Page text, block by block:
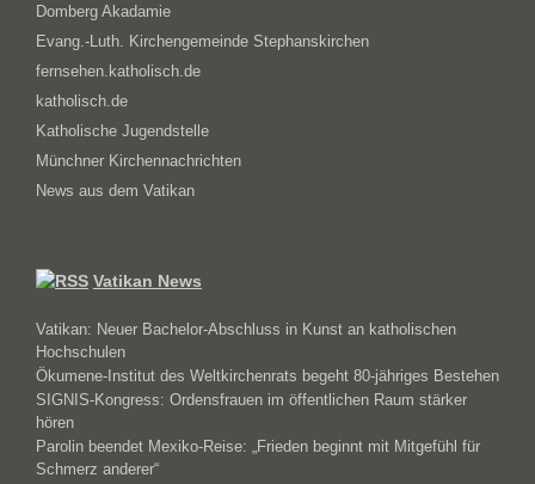
Domberg Akadamie
Evang.-Luth. Kirchengemeinde Stephanskirchen
fernsehen.katholisch.de
katholisch.de
Katholische Jugendstelle
Münchner Kirchennachrichten
News aus dem Vatikan
Vatikan News
Vatikan: Neuer Bachelor-Abschluss in Kunst an katholischen
Hochschulen
Ökumene-Institut des Weltkirchenrats begeht 80-jähriges Bestehen
SIGNIS-Kongress: Ordensfrauen im öffentlichen Raum stärker
hören
Parolin beendet Mexiko-Reise: „Frieden beginnt mit Mitgefühl für
Schmerz anderer“